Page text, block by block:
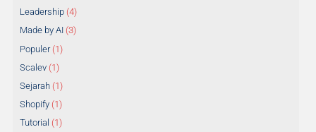
Leadership (4)
Made by AI (3)
Populer(1)
Scalev (1)
Sejarah (1)
Shopify (1)
Tutorial (1)